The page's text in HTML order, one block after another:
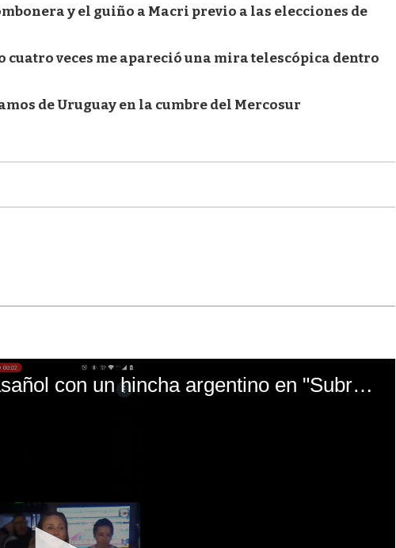
y el guiño a Macri previo a las elecciones de
cuatro veces me apareció una mira telescópica dentro
de Uruguay en la cumbre del Mercosur
El mal momento de Yanina Gasañol con un hincha argentino en "Subrayado"